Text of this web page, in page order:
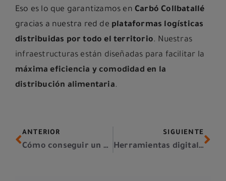
Eso es lo que garantizamos en Carbó Collbatallé
gracias a nuestra red de plataformas logísticas
distribuidas por todo el territorio. Nuestras
infraestructuras están diseñadas para facilitar la
máxima eficiencia y comodidad en la
distribución alimentaria.
ANTERIOR
Cómo conseguir un almacén eficiente de alimentos a temperatura controlada
SIGUIENTE
Herramientas digitales para la gestión de almacén